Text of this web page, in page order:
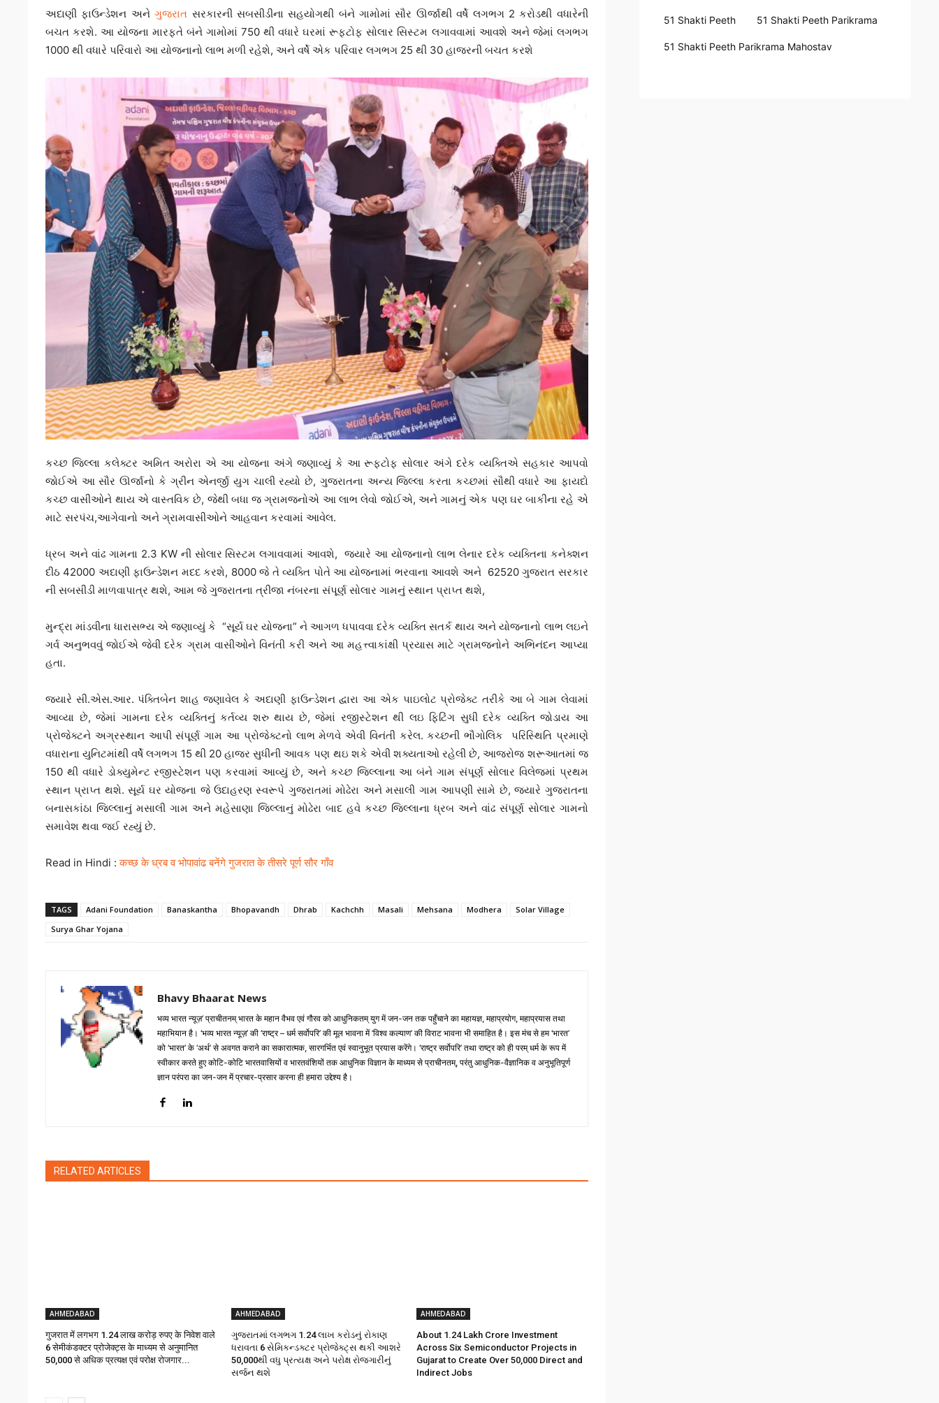
અદાણી ફાઉન્ડેશન અનેગુજરાત સરકારની સબસીડીના સહયોગથી બંને ગામોમાં સૌર ઊર્જાથી વર્ષે લગભગ 2 કરોડથી વધારેની
બચત કરશે. આ યોજના મારફતે બંને ગામોમાં 750 થી વધારે ઘરમાં રૂફટોફ સોલાર સિસ્ટમ લગાવવામાં આવશે અને જેમાં લગભગ
1000 થી વધારે પરિવારો આ યોજનાનો લાભ મળી રહેશે, અને વર્ષે એક પરિવાર લગભગ 25 થી 30 હાજરની બચત કરશે
કચ્છ જિલ્લા કલેક્ટર અમિત અરોરા એ આ યોજના અંગે જણાવ્યું કે આ રૂફટોફ સોલાર અંગે દરેક વ્યક્તિએ સહકાર આપવો
જોઈએ આ સૌર ઊર્જાનો કે ગ્રીન એનર્જી યુગ ચાલી રહ્યો છે, ગુજરાતના અન્ય જિલ્લા કરતા કચ્છમાં સૌથી વધારે આ ફાયદો
કચ્છ વાસીઓને થાય એ વાસ્તવિક છે, જેથી બધા જ ગ્રામજનોએ આ લાભ લેવો જોઈએ, અને ગામનું એક પણ ઘર બાકીના રહે એ
માટે સરપંચ,આગેવાનો અને ગ્રામવાસીઓને આહવાન કરવામાં આવેલ.
ધ્રબ અને વાંઢ ગામના 2.3 KW ની સોલાર સિસ્ટમ લગાવવામાં આવશે, જયારે આ યોજનાનો લાભ લેનાર દરેક વ્યક્તિના કનેક્શન
દીઠ 42000 અદાણી ફાઉન્ડેશન મદદ કરશે, 8000 જે તે વ્યક્તિ પોતે આ યોજનામાં ભરવાના આવશે અને 62520 ગુજરાત સરકાર
ની સબસીડી માળવાપાત્ર થશે, આમ જે ગુજરાતના ત્રીજા નંબરના સંપૂર્ણ સોલાર ગામનું સ્થાન પ્રાપ્ત થશે,
મુન્દ્રા માંડવીના ધારાસભ્ય એ જણાવ્યું કે “સૂર્ય ઘર યોજના” ને આગળ ધપાવવા દરેક વ્યક્તિ સતર્ક થાય અને યોજનાનો લાભ લઇને
ગર્વ અનુભવવું જોઈએ જેવી દરેક ગ્રામ વાસીઓને વિનંતી કરી અને આ મહત્ત્વાકાંક્ષી પ્રયાસ માટે ગ્રામજનોને અભિનંદન આપ્યા
હતા.
જયારે સી.એસ.આર. પંક્તિબેન શાહ જણાવેલ કે અદાણી ફાઉન્ડેશન દ્વારા આ એક પાઇલોટ પ્રોજેક્ટ તરીકે આ બે ગામ લેવામાં
આવ્યા છે, જેમાં ગામના દરેક વ્યક્તિનું કર્તવ્ય શરુ થાય છે, જેમાં રજીસ્ટેશન થી લઇ ફિટિંગ સુધી દરેક વ્યક્તિ જોડાય આ
પ્રોજેક્ટને અગ્રસ્થાન આપી સંપૂર્ણ ગામ આ પ્રોજેક્ટનો લાભ મેળવે એવી વિનંતી કરેલ. કચ્છની ભૌગોલિક પરિસ્થિતિ પ્રમાણે
વધારાના યુનિટમાંથી વર્ષે લગભગ 15 થી 20 હાજર સુધીની આવક પણ થઇ શકે એવી શક્યતાઓ રહેલી છે, આજરોજ શરૂઆતમાં જ
150 થી વધારે ડોક્યુમેન્ટ રજીસ્ટેશન પણ કરવામાં આવ્યું છે, અને કચ્છ જિલ્લાના આ બંને ગામ સંપૂર્ણ સોલાર વિલેજમાં પ્રથમ
સ્થાન પ્રાપ્ત થશે. સૂર્ય ઘર યોજના જે ઉદાહરણ સ્વરૂપે ગુજરાતમાં મોઢેરા અને મસાલી ગામ આપણી સામે છે, જયારે ગુજરાતના
બનાસકાંઠા જિલ્લાનું મસાલી ગામ અને મહેસાણા જિલ્લાનું મોઢેરા બાદ હવે કચ્છ જિલ્લાના ધ્રબ અને વાંઢ સંપૂર્ણ સોલાર ગામનો
સમાવેશ થવા જઈ રહ્યું છે.
Read in Hindi :कच्छ के ध्रब व भोपावांढ बनेंगे गुजरात के तीसरे पूर्ण सौर गाँव
TAGS Adani Foundation Banaskantha Bhopavandh Dhrab Kachchh Masali Mehsana Modhera
Solar Village
Surya Ghar Yojana
Bhavy Bhaarat News
भव्य भारत न्यूज़’ प्राचीतनम् भारत के महान वैभव एवं गौरव को आधुनिकतम् युग में जन-जन तक पहुँचाने का महायज्ञ, महाप्रयोग, महाप्रयास तथा
महाभियान है। ‘भव्य भारत न्यूज़’ की ‘राष्ट्र – धर्म सर्वोपरि’ की मूल भावना में ‘विश्व कल्याण’ की विराट भावना भी समाहित है। इस मंच से हम ‘भारत’
को ‘भारत’ के ‘अर्थ’ से अवगत कराने का सकारात्मक, सारगर्भित एवं स्वानुभूत प्रयास करेंगे। ‘राष्ट्र सर्वोपरि’ तथा राष्ट्र को ही परम् धर्म के रूप में
स्वीकार करते हुए कोटि-कोटि भारतवासियों व भारतवंशियों तक आधुनिक विज्ञान के माध्यम से प्राचीनतम्, परंतु आधुनिक-वैज्ञानिक व अनुभूतिपूर्ण
ज्ञान परंपरा का जन-जन में प्रचार-प्रसार करना ही हमारा उद्देश्य है।
RELATED ARTICLES
AHMEDABAD
गुजरात में लगभग 1.24 लाख करोड़ रुपए के निवेश वाले
6 सेमीकंडक्टर प्रोजेक्ट्स के माध्यम से अनुमानित
50,000 से अधिक प्रत्यक्ष एवं परोक्ष रोजगार...
AHMEDABAD
ગુજરાતમાં લગભગ ₹1.24 લાખ કરોડનું રોકાણ
ધરાવતા 6 સેમિકન્ડક્ટર પ્રોજેક્ટ્સ થકી આશરે
50,000થી વધુ પ્રત્યક્ષ અને પરોક્ષ રોજગારીનું
સર્જન થશે
AHMEDABAD
About ₹1.24 Lakh Crore Investment
Across Six Semiconductor Projects in
Gujarat to Create Over 50,000 Direct and
Indirect Jobs
51 Shakti Peeth 51 Shakti Peeth Parikrama
51 Shakti Peeth Parikrama Mahostav